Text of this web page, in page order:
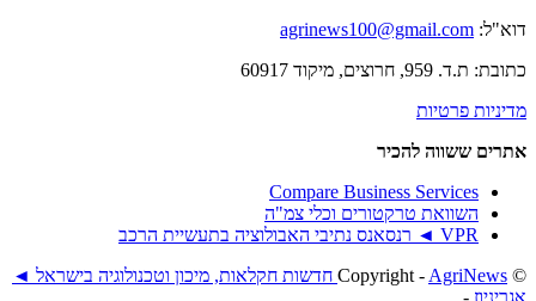
דוא"ל: agrinews100@gmail.com
כתובת: ת.ד. 959, חרוצים, מיקוד 60917
מדיניות פרטיות
אתרים ששווה להכיר
Compare Business Services
השוואת טרקטורים וכלי צמ"ה
VPR ◄ רנסאנס נתיבי האבולוציה בתעשיית הרכב
© ‫Copyright -
AgriNews חדשות חקלאות, מיכון וטכנולוגיה בישראל ◄
אגריניוז -